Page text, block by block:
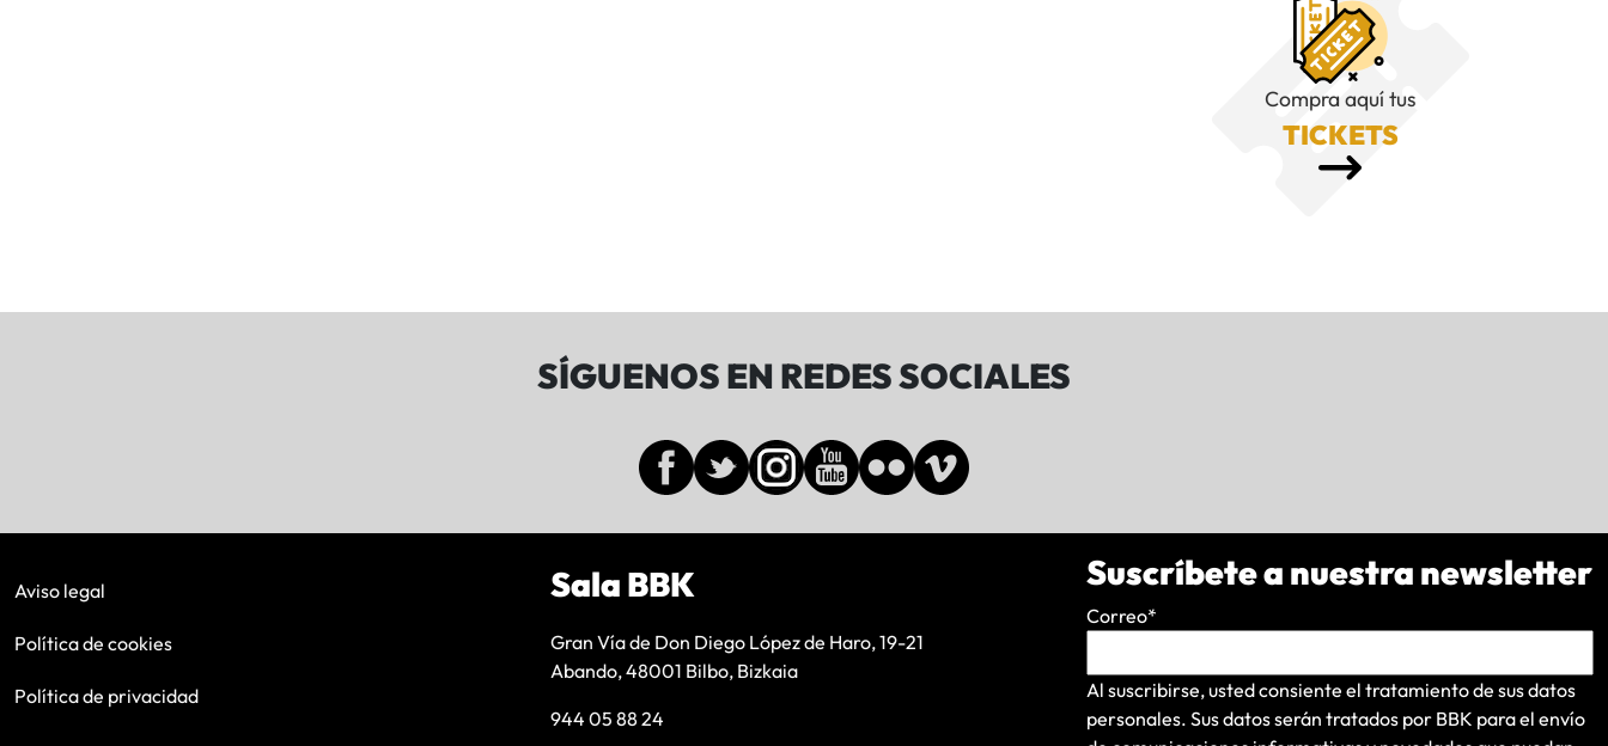
Compra aquí tus
TICKETS
SÍGUENOS EN REDES SOCIALES
Aviso legal
Política de cookies
Política de privacidad
Sala BBK
Gran Vía de Don Diego López de Haro, 19-21
Abando, 48001 Bilbo, Bizkaia
944 05 88 24
Suscríbete a nuestra newsletter
Correo*
Al suscribirse, usted consiente el tratamiento de sus datos
personales. Sus datos serán tratados por BBK para el envío